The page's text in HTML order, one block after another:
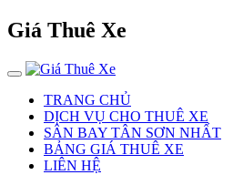
Giá Thuê Xe
TRANG CHỦ
DỊCH VỤ CHO THUÊ XE
SÂN BAY TÂN SƠN NHẤT
BẢNG GIÁ THUÊ XE
LIÊN HỆ